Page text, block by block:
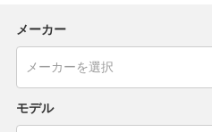
メーカー
モデル